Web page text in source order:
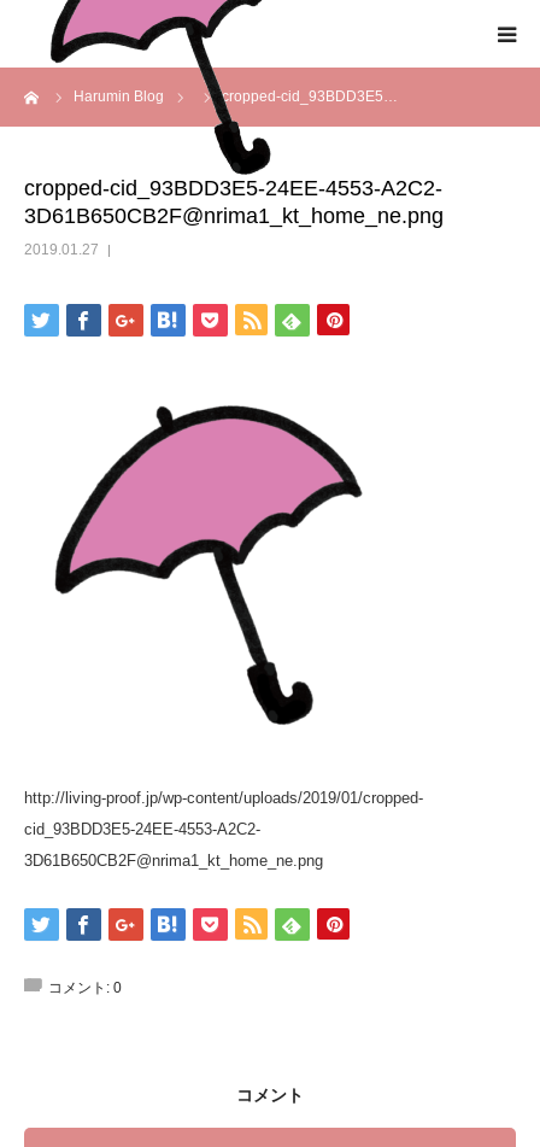
Harumin Blog cropped-cid_93BDD3E5…
cropped-cid_93BDD3E5-24EE-4553-A2C2-
3D61B650CB2F@nrima1_kt_home_ne.png
2019.01.27
http://living-proof.jp/wp-content/uploads/2019/01/cropped-
cid_93BDD3E5-24EE-4553-A2C2-
3D61B650CB2F@nrima1_kt_home_ne.png
コメント: 0
コメント
HOME
わたしの終活スタイルとは
事業概要
事業内容